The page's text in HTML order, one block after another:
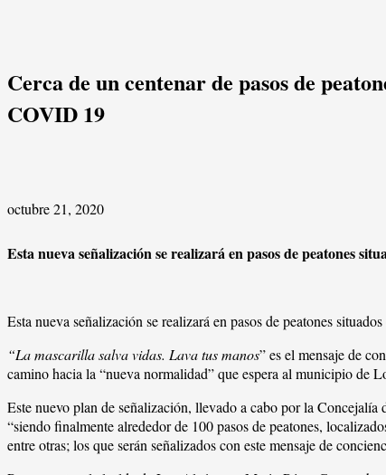
Cerca de un centenar de pasos de
COVID 19
octubre 21, 2020
Esta nueva señalización se realizará en pasos de peatones
Esta nueva señalización se realizará en pasos de peatones
“La mascarilla salva vidas. Lava tus manos” es el mensaje de
camino hacia la “nueva normalidad” que espera al municipio de
Este nuevo plan de señalización, llevado a cabo por la
“siendo finalmente alrededor de 100 pasos de peatones,
entre otras; los que serán señalizados con este mensaje de